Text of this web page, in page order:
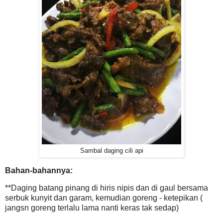
Sambal daging cili api
Bahan-bahannya:
**Daging batang pinang di hiris nipis dan di gaul bersama
serbuk kunyit dan garam, kemudian goreng - ketepikan (
jangsn goreng terlalu lama nanti keras tak sedap)